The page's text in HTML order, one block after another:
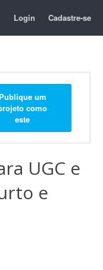
Login Cadastre-se
Publique um
como
este
UGC e
e